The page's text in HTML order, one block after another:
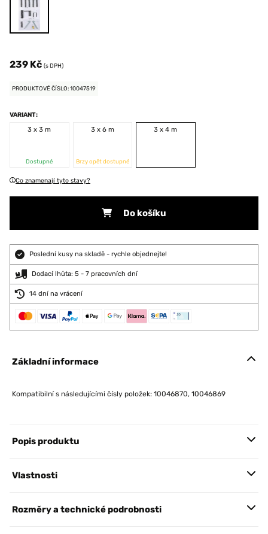
239 Kč (s DPH)
PRODUKTOVÉ ČÍSLO: 10047519
VARIANT:
3 x 3 m
Dostupné
3 x 6 m
Brzy opět dostupné
3 x 4 m
Co znamenají tyto stavy?
Do košíku
Poslední kusy na skladě - rychle objednejte!
Dodací lhůta: 5 - 7 pracovních dní
14 dní na vrácení
Základní informace
Kompatibilní s následujícími čísly položek: 10046870, 10046869
Popis produktu
Vlastnosti
Rozměry a technické podrobnosti